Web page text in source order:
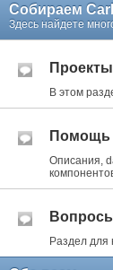
Собираем
Здесь найдете
Проекты
В этом
Помощь
Описания,
Раздел для